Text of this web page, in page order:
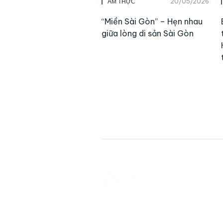
“Miền Sài Gòn” – Hẹn nhau
giữa lòng di sản Sài Gòn